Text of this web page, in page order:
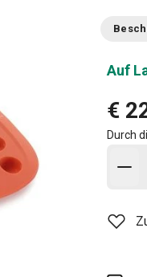
Auf
€
Durch